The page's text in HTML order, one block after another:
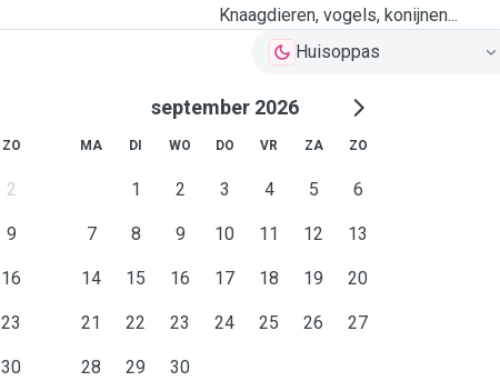
Knaagdieren, vogels, konijnen...
Huisoppas
ZO
2
9
16
23
30
september 2026
MA DI WO DO VR ZA ZO
1 2 3 4 5 6
7 8 9 10 11 12 13
14 15 16 17 18 19 20
21 22 23 24 25 26 27
28 29 30